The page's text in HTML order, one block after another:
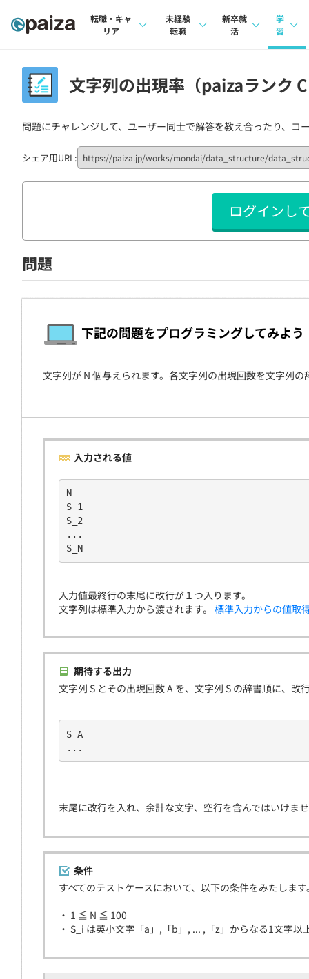
転職・キャ
リア
インタビュー
転職成功ガイド
転職エージェント
未経験
転職
インタビュー
転職成功ガイド
新卒就
活
本選考
新卒エージェント
イベント・セミナー
インタビュー
就活成功ガイド
学
習
4択
ナレ
リフ
プラン
個人
学校
契約
文字列の出現率（paizaランク
問題にチャレンジして、ユーザー同士で解答を教え合ったり、コ
シェア用URL:
ログインし
問題
下記の問題をプログラミングしてみよう
文字列が N 個与えられます。各文字列の出現回数を文字列
入力される値
N
S_1
S_2
...
S_N
入力値最終行の末尾に改行が１つ入ります。
文字列は標準入力から渡されます。 標準入力からの値取
期待する出力
文字列 S とその出現回数 A を、文字列 S の辞書順に、改
S A
...
末尾に改行を入れ、余計な文字、空行を含んではいけま
条件
すべてのテストケースにおいて、以下の条件をみたします
・ 1 ≦ N ≦ 100
・ S_i は英小文字「a」,「b」, ... ,「z」からなる1文字